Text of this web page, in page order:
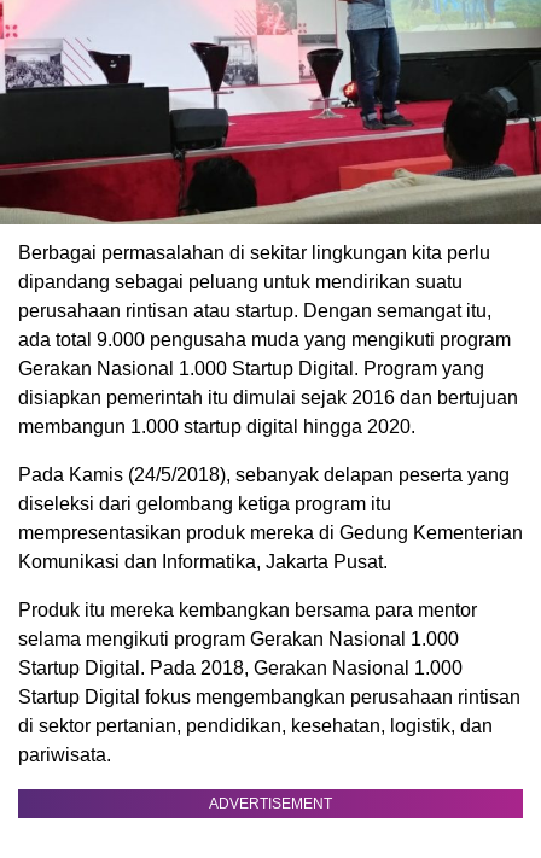
Berbagai permasalahan di sekitar lingkungan kita perlu
dipandang sebagai peluang untuk mendirikan suatu
perusahaan rintisan atau startup. Dengan semangat itu,
ada total 9.000 pengusaha muda yang mengikuti program
Gerakan Nasional 1.000 Startup Digital. Program yang
disiapkan pemerintah itu dimulai sejak 2016 dan bertujuan
membangun 1.000 startup digital hingga 2020.
Pada Kamis (24/5/2018), sebanyak delapan peserta yang
diseleksi dari gelombang ketiga program itu
mempresentasikan produk mereka di Gedung Kementerian
Komunikasi dan Informatika, Jakarta Pusat.
Produk itu mereka kembangkan bersama para mentor
selama mengikuti program Gerakan Nasional 1.000
Startup Digital. Pada 2018, Gerakan Nasional 1.000
Startup Digital fokus mengembangkan perusahaan rintisan
di sektor pertanian, pendidikan, kesehatan, logistik, dan
pariwisata.
ADVERTISEMENT